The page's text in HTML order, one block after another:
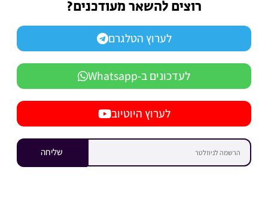
רוצים להשאר מעודכנים?
לערוץ הטלגרם
לעדכונים ב-Whatsapp
לערוץ היוטיוב
שליחה